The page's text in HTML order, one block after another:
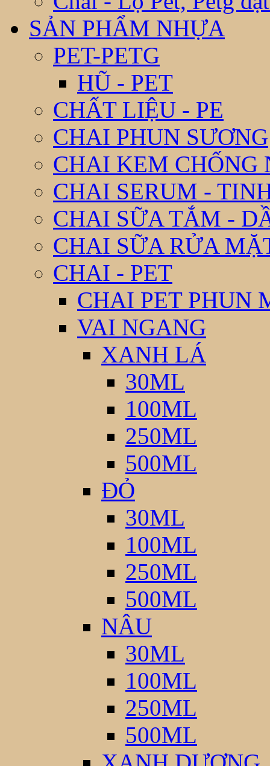
SẢN PHẨM NHỰA
PET-PETG
HŨ - PET
CHẤT LIỆU - PE
CHAI PHUN SƯƠNG
CHAI KEM CHỐNG
CHAI SERUM -
CHAI SỮA TẮM -
CHAI SỮA RỬA
CHAI - PET
CHAI PET PHUN
VAI NGANG
XANH LÁ
30ML
100ML
250ML
500ML
ĐỎ
30ML
100ML
250ML
500ML
NÂU
30ML
100ML
250ML
500ML